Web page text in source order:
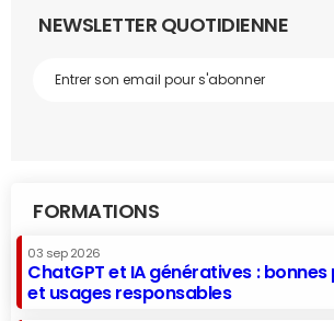
NEWSLETTER QUOTIDIENNE
FORMATIONS
03 sep 2026
ChatGPT et IA génératives :
et usages responsables